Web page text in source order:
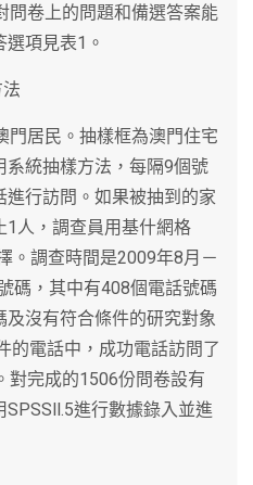
問卷上的問題和備選答案能
項見表1。
門居民。抽樣框為澳門住宅
系統抽樣方法，每隔9個號
行訪問。如果被抽到的家
1人，調查員用基什網格
。調查時間是2009年8月－
碼，其中有408個電話號碼
沒有符合條件的研究對象
的電話中，成功電話訪問了
對完成的1506份問卷設有
進行數據錄入並進